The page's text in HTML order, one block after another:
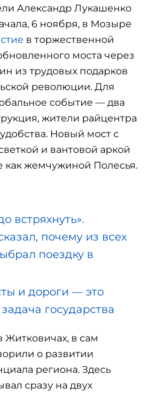
Александр Лукашенко
6 ноября, в Мозыре
в торжественной
моста через
из трудовых подарков
революции. Для
событие — два
жители райцентра
Новый мост с
и вантовой аркой
как жемчужиной Полесья.
встряхнуть».
почему из всех
поездку в
и дороги — это
государства
в сам
о развитии
региона. Здесь
сразу на двух